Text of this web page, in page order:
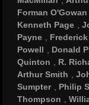
Forman O'Gowan
Kenneth Page
,
Payne
Powell
Donald
Quinton
R.
Arthur Smith
,
Sumpter
Philip
Thompson
,